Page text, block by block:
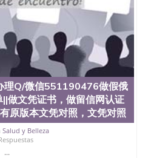
理Q/微信551190476做假俄
做文凭证书，做留信网认证
原版本文凭对照，文凭对照
Salud y Belleza
...